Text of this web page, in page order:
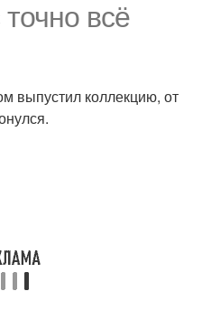
всё
выпустил коллекцию, от